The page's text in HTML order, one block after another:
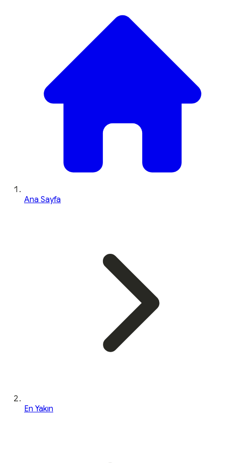
Ana Sayfa
En Yakın